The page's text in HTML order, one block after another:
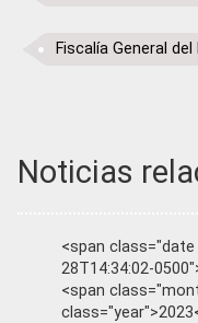
Fiscalía General
Noticias
<span
28T14:34:02-
<span